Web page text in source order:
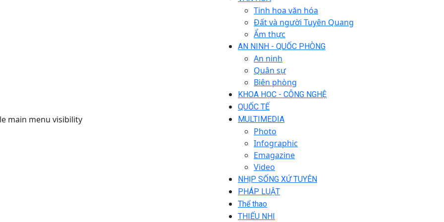
main menu visibility
Tinh hoa văn hóa
Đất và người Tuyên Quang
Ẩm thực
AN NINH - QUỐC PHÒNG
An ninh
Quân sự
Biên phòng
KHOA HỌC - CÔNG NGHỆ
QUỐC TẾ
MULTIMEDIA
Photo
Infographic
Emagazine
Video
NHỊP SỐNG XỨ TUYÊN
PHÁP LUẬT
Thể thao
THIẾU NHI